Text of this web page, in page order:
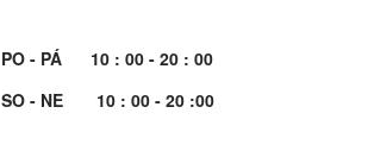
PO - PÁ 10 : 00 - 20 : 00
SO - NE 10 : 00 - 20 :00